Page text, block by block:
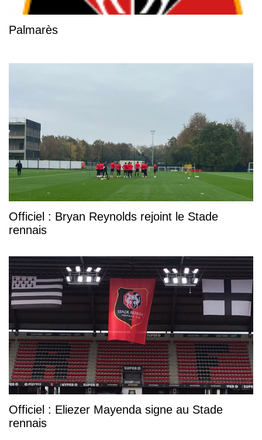
Palmarès
Officiel : Bryan Reynolds rejoint le Stade
rennais
Officiel : Eliezer Mayenda signe au Stade
rennais